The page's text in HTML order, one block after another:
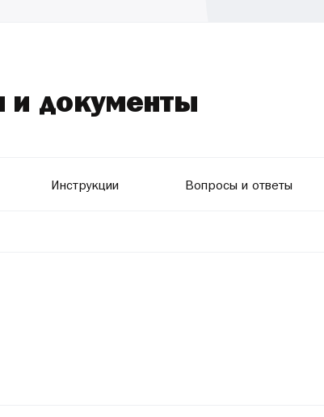
документы
Инструкции Вопросы и ответы